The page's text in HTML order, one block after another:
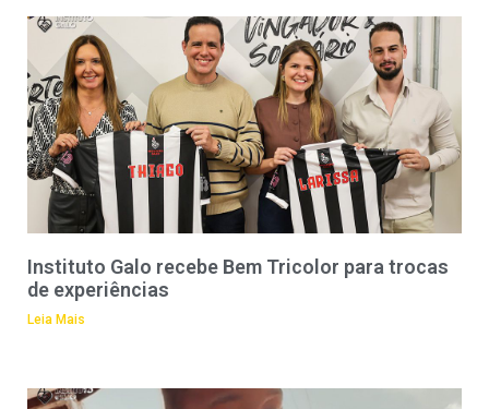
Instituto Galo recebe Bem Tricolor para trocas
de experiências
Leia Mais